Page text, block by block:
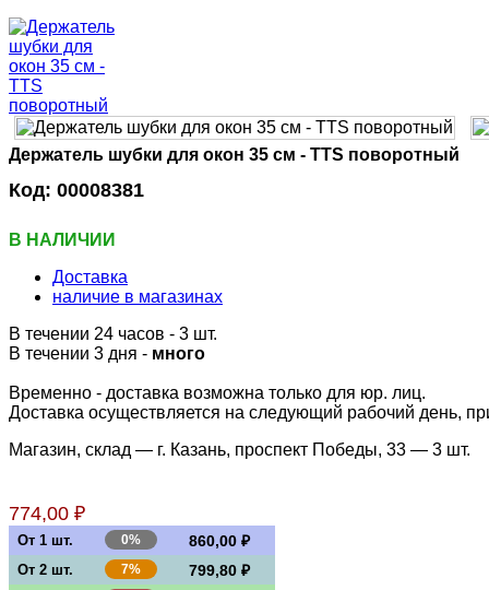
Держатель шубки для окон 35 см - TTS поворотный
Код: 00008381
В НАЛИЧИИ
Доставка
наличие в магазинах
В течении 24 часов - 3 шт.
В течении 3 дня - много
Временно - доставка возможна только для юр. лиц.
Доставка осуществляется на следующий рабочий день,
Магазин, склад — г. Казань, проспект Победы, 33 — 3 шт.
774,00 ₽
От 1 шт. 0% 860,00 ₽
От 2 шт. 7% 799,80 ₽